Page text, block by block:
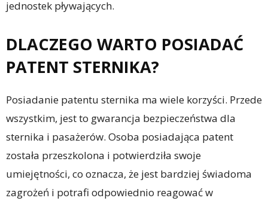
jednostek pływających.
DLACZEGO WARTO POSIADAĆ
PATENT STERNIKA?
Posiadanie patentu sternika ma wiele korzyści. Przede
wszystkim, jest to gwarancja bezpieczeństwa dla
sternika i pasażerów. Osoba posiadająca patent
została przeszkolona i potwierdziła swoje
umiejętności, co oznacza, że jest bardziej świadoma
zagrożeń i potrafi odpowiednio reagować w